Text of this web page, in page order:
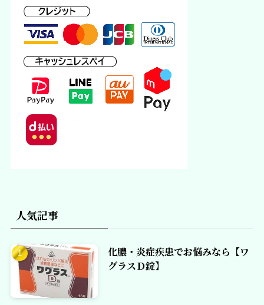
人気記事
化膿・炎症疾患でお悩みなら【ワ
グラスＤ錠】